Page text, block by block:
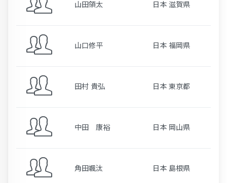
山田領太 日本 滋賀県
山口修平 日本 福岡県
田村 貴弘 日本 東京都
中田 康裕 日本 岡山県
角田颯汰 日本 島根県